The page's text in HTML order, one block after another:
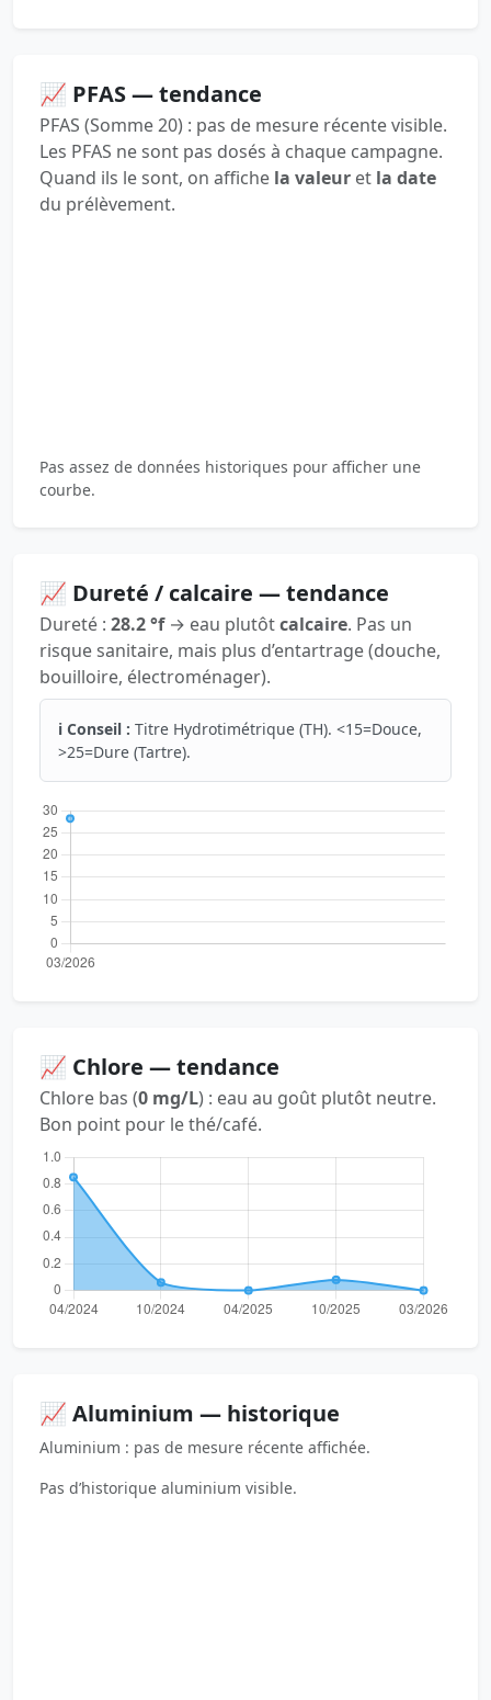
📈 PFAS — tendance
PFAS (Somme 20) : pas de mesure récente visible.
Les PFAS ne sont pas dosés à chaque campagne.
Quand ils le sont, on affiche la valeur et la date
du prélèvement.
Pas assez de données historiques pour afficher une
courbe.
📈 Dureté / calcaire — tendance
Dureté : 28.2 °f→ eau plutôtcalcaire. Pas un
risque sanitaire, mais plus d’entartrage (douche,
bouilloire, électroménager).
ℹ️ Conseil : Titre Hydrotimétrique (TH). <15=Douce,
>25=Dure (Tartre).
📈 Chlore — tendance
Chlore bas (0 mg/L) : eau au goût plutôt neutre.
Bon point pour le thé/café.
📈 Aluminium — historique
Aluminium : pas de mesure récente affichée.
Pas d’historique aluminium visible.